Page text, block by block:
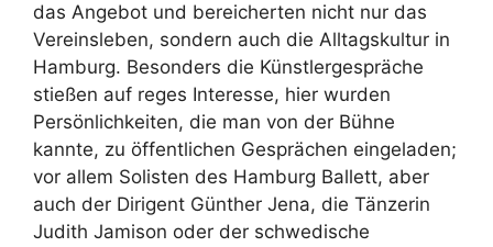
das Angebot und bereicherten nicht nur das
Vereinsleben, sondern auch die Alltagskultur in
Hamburg. Besonders die Künstlergespräche
stießen auf reges Interesse, hier wurden
Persönlichkeiten, die man von der Bühne
kannte, zu öffentlichen Gesprächen eingeladen;
vor allem Solisten des Hamburg Ballett, aber
auch der Dirigent Günther Jena, die Tänzerin
Judith Jamison oder der schwedische